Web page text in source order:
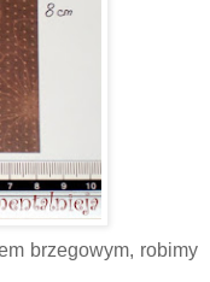
brzegowym, robimy